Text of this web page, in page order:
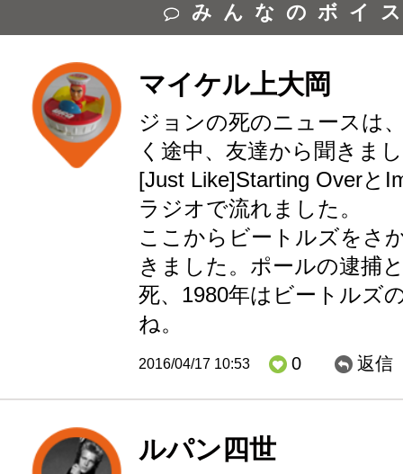
みんなのボイ
マイケル上大岡
ジョンの死のニュースは
く途中、友達から聞きま
[Just Like]Starting Overと
ラジオで流れました。
ここからビートルズをさ
きました。ポールの逮捕
死、1980年はビートルズ
ね。
2016/04/17 10:53 0 返信
ルパン四世